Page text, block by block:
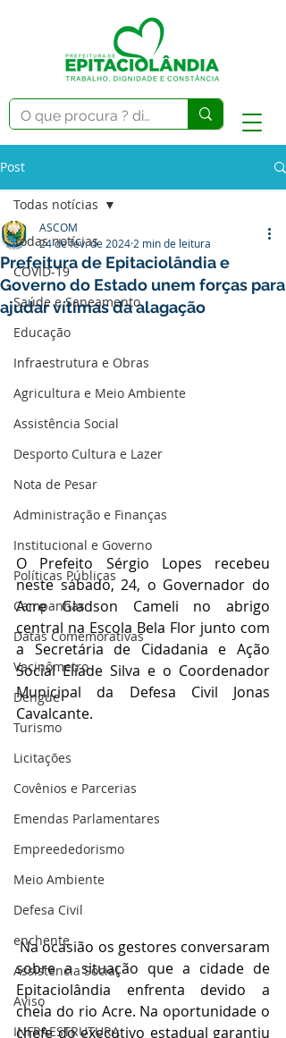
Post
Todas notícias
COVID-19
Saúde e Saneamento
Educação
Infraestrutura e Obras
Agricultura e Meio Ambiente
Assistência Social
Desporto Cultura e Lazer
Nota de Pesar
Administração e Finanças
Institucional e Governo
Políticas Públicas
Campanhas
Datas Comemorativas
Vacinômetro
Dengue
Turismo
Licitações
Covênios e Parcerias
Emendas Parlamentares
Empreededorismo
Meio Ambiente
Defesa Civil
enchente
Assistência Social
Aviso
INFRAESTRUTURA
Todas notícias
Prefeitura de Epitaciolândia e
Governo do Estado unem forças para
ajudar vítimas da alagação
ASCOM
24 de fev. de 2024 2 min de leitura
O Prefeito Sérgio Lopes recebeu
neste sábado, 24, o Governador do
Acre Gladson Cameli no abrigo
central na Escola Bela Flor junto com
a Secretária de Cidadania e Ação
Social Eliade Silva e o Coordenador
Municipal da Defesa Civil Jonas
Cavalcante.
Na ocasião os gestores conversaram
sobre a situação que a cidade de
Epitaciolândia enfrenta devido a
cheia do rio Acre. Na oportunidade o
chefe do executivo estadual garantiu